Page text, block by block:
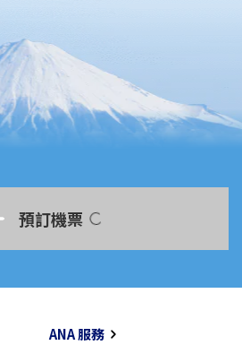
預訂機票
ANA 服務